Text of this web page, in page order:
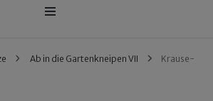
Ab in die Gartenkneipen VII
Krause-